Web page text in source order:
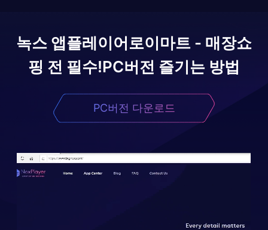
녹스 앱플레이어로이마트 - 매장쇼
핑 전 필수!PC버전 즐기는 방법
PC버전 다운로드